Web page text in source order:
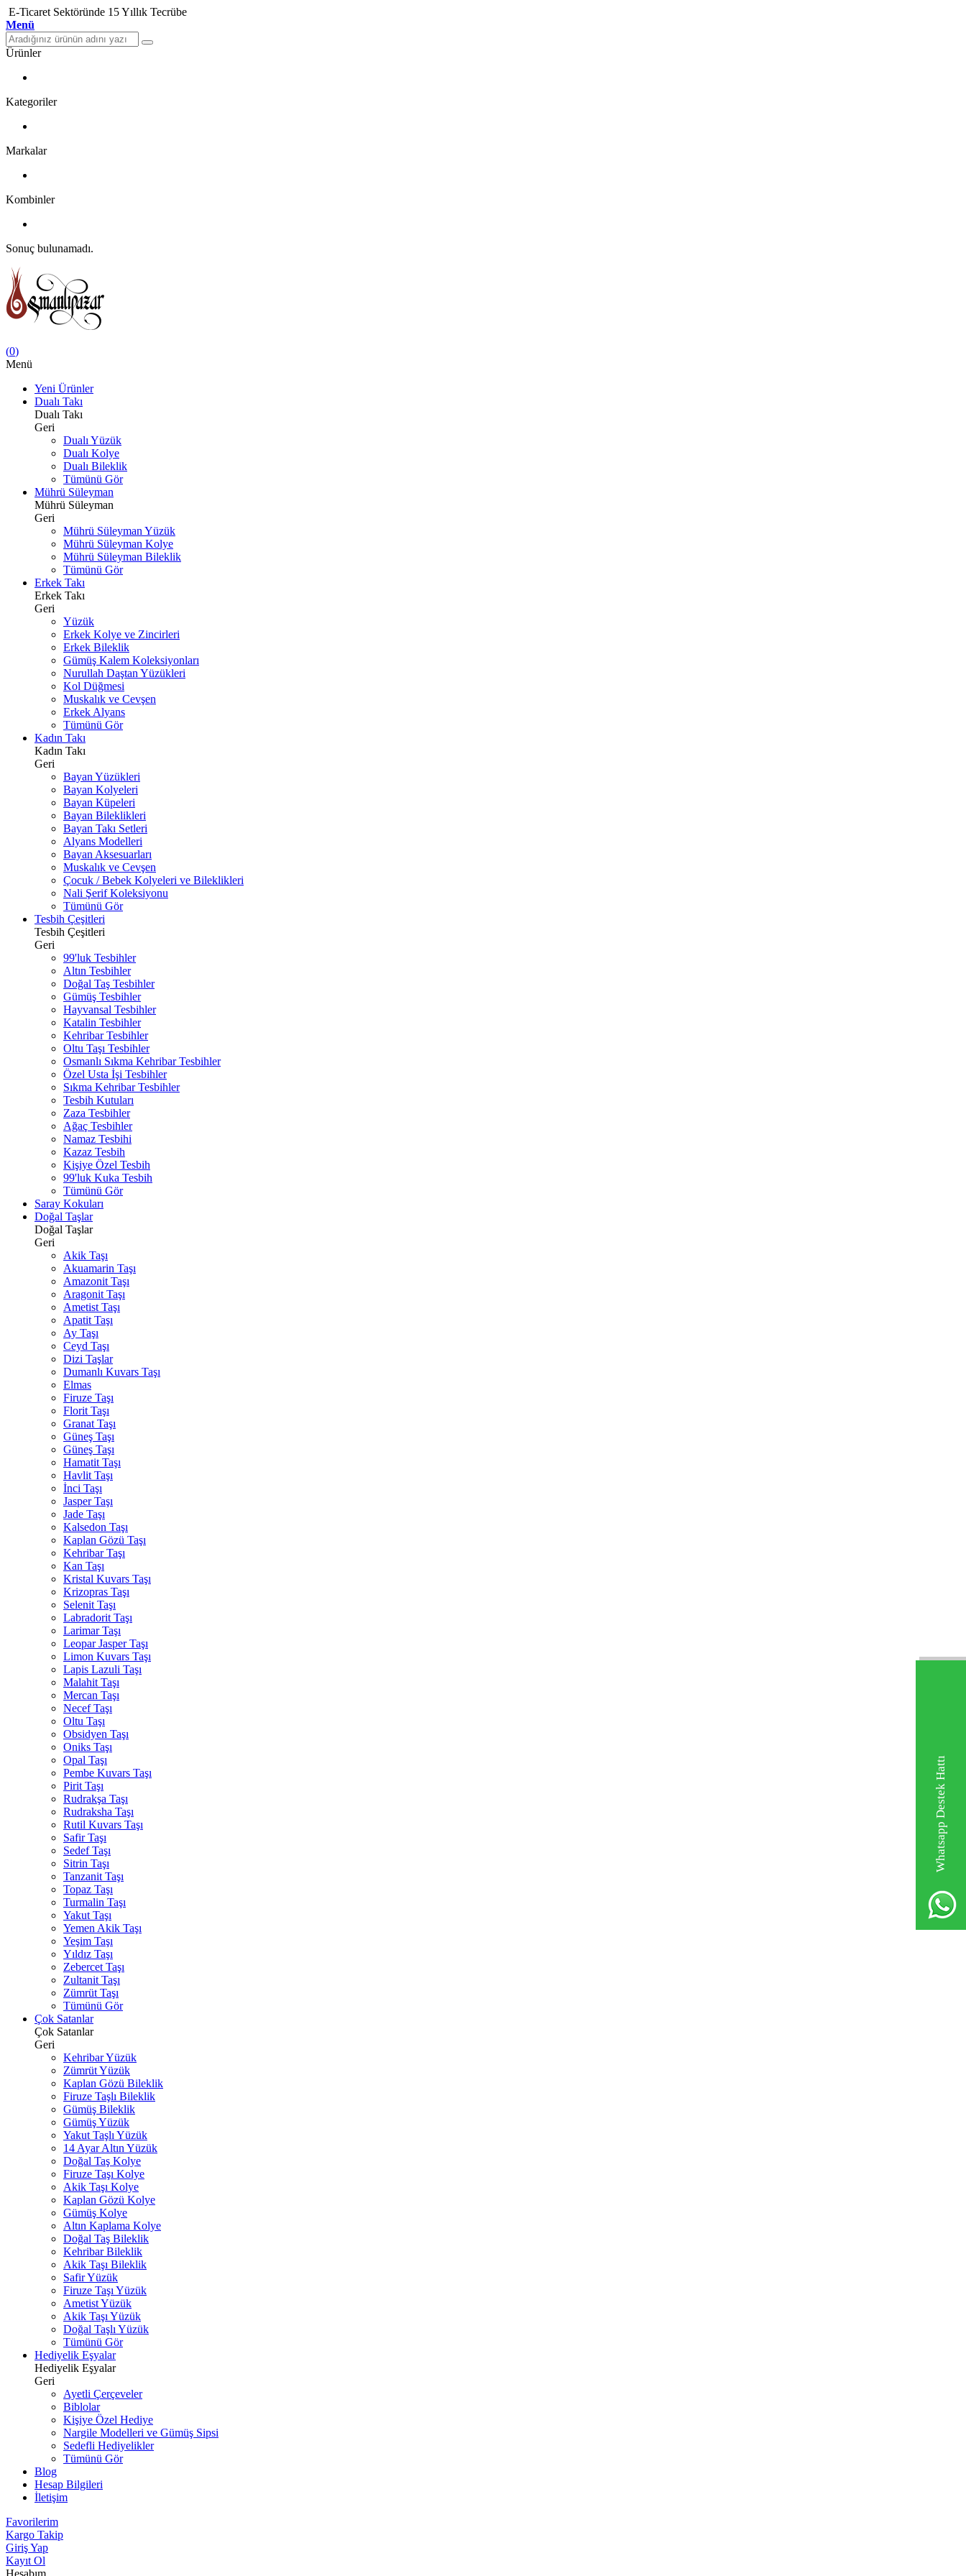
Whatsapp Destek Hattı
E-Ticaret Sektöründe 15 Yıllık Tecrübe
Menü
Ürünler
Kategoriler
Markalar
Kombinler
Sonuç bulunamadı.
(0)
Menü
Yeni Ürünler
Dualı Takı
Dualı Takı
Geri
Dualı Yüzük
Dualı Kolye
Dualı Bileklik
Tümünü Gör
Mührü Süleyman
Mührü Süleyman
Geri
Mührü Süleyman Yüzük
Mührü Süleyman Kolye
Mührü Süleyman Bileklik
Tümünü Gör
Erkek Takı
Erkek Takı
Geri
Yüzük
Erkek Kolye ve Zincirleri
Erkek Bileklik
Gümüş Kalem Koleksiyonları
Nurullah Daştan Yüzükleri
Kol Düğmesi
Muskalık ve Cevşen
Erkek Alyans
Tümünü Gör
Kadın Takı
Kadın Takı
Geri
Bayan Yüzükleri
Bayan Kolyeleri
Bayan Küpeleri
Bayan Bileklikleri
Bayan Takı Setleri
Alyans Modelleri
Bayan Aksesuarları
Muskalık ve Cevşen
Çocuk / Bebek Kolyeleri ve Bileklikleri
Nali Şerif Koleksiyonu
Tümünü Gör
Tesbih Çeşitleri
Tesbih Çeşitleri
Geri
99'luk Tesbihler
Altın Tesbihler
Doğal Taş Tesbihler
Gümüş Tesbihler
Hayvansal Tesbihler
Katalin Tesbihler
Kehribar Tesbihler
Oltu Taşı Tesbihler
Osmanlı Sıkma Kehribar Tesbihler
Özel Usta İşi Tesbihler
Sıkma Kehribar Tesbihler
Tesbih Kutuları
Zaza Tesbihler
Ağaç Tesbihler
Namaz Tesbihi
Kazaz Tesbih
Kişiye Özel Tesbih
99'luk Kuka Tesbih
Tümünü Gör
Saray Kokuları
Doğal Taşlar
Doğal Taşlar
Geri
Akik Taşı
Akuamarin Taşı
Amazonit Taşı
Aragonit Taşı
Ametist Taşı
Apatit Taşı
Ay Taşı
Ceyd Taşı
Dizi Taşlar
Dumanlı Kuvars Taşı
Elmas
Firuze Taşı
Florit Taşı
Granat Taşı
Güneş Taşı
Güneş Taşı
Hamatit Taşı
Havlit Taşı
İnci Taşı
Jasper Taşı
Jade Taşı
Kalsedon Taşı
Kaplan Gözü Taşı
Kehribar Taşı
Kan Taşı
Kristal Kuvars Taşı
Krizopras Taşı
Selenit Taşı
Labradorit Taşı
Larimar Taşı
Leopar Jasper Taşı
Limon Kuvars Taşı
Lapis Lazuli Taşı
Malahit Taşı
Mercan Taşı
Necef Taşı
Oltu Taşı
Obsidyen Taşı
Oniks Taşı
Opal Taşı
Pembe Kuvars Taşı
Pirit Taşı
Rudrakşa Taşı
Rudraksha Taşı
Rutil Kuvars Taşı
Safir Taşı
Sedef Taşı
Sitrin Taşı
Tanzanit Taşı
Topaz Taşı
Turmalin Taşı
Yakut Taşı
Yemen Akik Taşı
Yeşim Taşı
Yıldız Taşı
Zebercet Taşı
Zultanit Taşı
Zümrüt Taşı
Tümünü Gör
Çok Satanlar
Çok Satanlar
Geri
Kehribar Yüzük
Zümrüt Yüzük
Kaplan Gözü Bileklik
Firuze Taşlı Bileklik
Gümüş Bileklik
Gümüş Yüzük
Yakut Taşlı Yüzük
14 Ayar Altın Yüzük
Doğal Taş Kolye
Firuze Taşı Kolye
Akik Taşı Kolye
Kaplan Gözü Kolye
Gümüş Kolye
Altın Kaplama Kolye
Doğal Taş Bileklik
Kehribar Bileklik
Akik Taşı Bileklik
Safir Yüzük
Firuze Taşı Yüzük
Ametist Yüzük
Akik Taşı Yüzük
Doğal Taşlı Yüzük
Tümünü Gör
Hediyelik Eşyalar
Hediyelik Eşyalar
Geri
Ayetli Çerçeveler
Biblolar
Kişiye Özel Hediye
Nargile Modelleri ve Gümüş Sipsi
Sedefli Hediyelikler
Tümünü Gör
Blog
Hesap Bilgileri
İletişim
Favorilerim
Kargo Takip
Giriş Yap
Kayıt Ol
Hesabım